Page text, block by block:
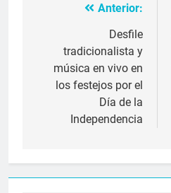
Navegación
entradas
Anterior:
Desfile
tradicionalista y
música en vivo en
los festejos por el
Día de la
Independencia